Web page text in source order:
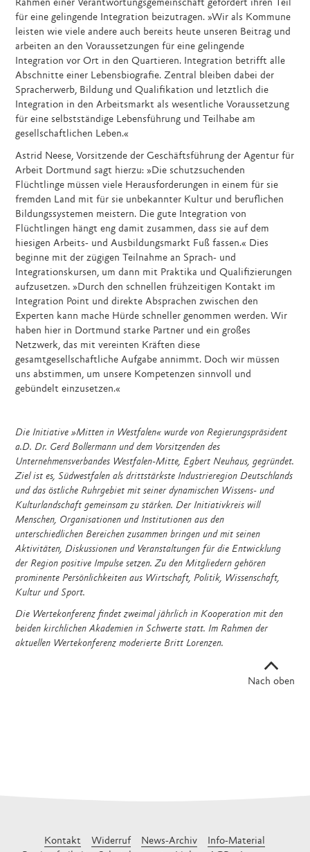
Rahmen einer Verantwortungsgemeinschaft gefordert ihren Teil
für eine gelingende Integration beizutragen. »Wir als Kommune
leisten wie viele andere auch bereits heute unseren Beitrag und
arbeiten an den Voraussetzungen für eine gelingende
Integration vor Ort in den Quartieren. Integration betrifft alle
Abschnitte einer Lebensbiografie. Zentral bleiben dabei der
Spracherwerb, Bildung und Qualifikation und letztlich die
Integration in den Arbeitsmarkt als wesentliche Voraussetzung
für eine selbstständige Lebensführung und Teilhabe am
gesellschaftlichen Leben.«
Astrid Neese, Vorsitzende der Geschäftsführung der Agentur für
Arbeit Dortmund sagt hierzu: »Die schutzsuchenden
Flüchtlinge müssen viele Herausforderungen in einem für sie
fremden Land mit für sie unbekannter Kultur und beruflichen
Bildungssystemen meistern. Die gute Integration von
Flüchtlingen hängt eng damit zusammen, dass sie auf dem
hiesigen Arbeits- und Ausbildungsmarkt Fuß fassen.« Dies
beginne mit der zügigen Teilnahme an Sprach- und
Integrationskursen, um dann mit Praktika und Qualifizierungen
aufzusetzen. »Durch den schnellen frühzeitigen Kontakt im
Integration Point und direkte Absprachen zwischen den
Experten kann mache Hürde schneller genommen werden. Wir
haben hier in Dortmund starke Partner und ein großes
Netzwerk, das mit vereinten Kräften diese
gesamtgesellschaftliche Aufgabe annimmt. Doch wir müssen
uns abstimmen, um unsere Kompetenzen sinnvoll und
gebündelt einzusetzen.«
Die Initiative »Mitten in Westfalen« wurde von Regierungspräsident
a.D. Dr. Gerd Bollermann und dem Vorsitzenden des
Unternehmensverbandes Westfalen-Mitte, Egbert Neuhaus, gegründet.
Ziel ist es, Südwestfalen als drittstärkste Industrieregion Deutschlands
und das östliche Ruhrgebiet mit seiner dynamischen Wissens- und
Kulturlandschaft gemeinsam zu stärken. Der Initiativkreis will
Menschen, Organisationen und Institutionen aus den
unterschiedlichen Bereichen zusammen bringen und mit seinen
Aktivitäten, Diskussionen und Veranstaltungen für die Entwicklung
der Region positive Impulse setzen. Zu den Mitgliedern gehören
prominente Persönlichkeiten aus Wirtschaft, Politik, Wissenschaft,
Kultur und Sport.
Die Wertekonferenz findet zweimal jährlich in Kooperation mit den
beiden kirchlichen Akademien in Schwerte statt. Im Rahmen der
aktuellen Wertekonferenz moderierte Britt Lorenzen.
Nach oben
Kontakt Widerruf News-Archiv
Info-Material